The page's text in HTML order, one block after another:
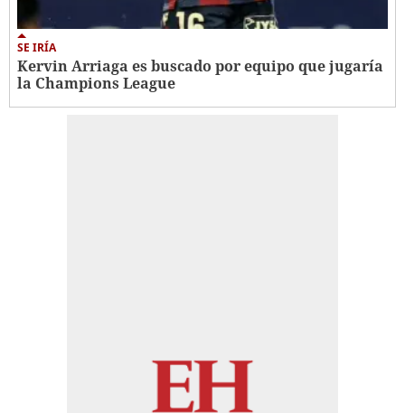
SE IRÍA
Kervin Arriaga es buscado por equipo que jugaría
la Champions League